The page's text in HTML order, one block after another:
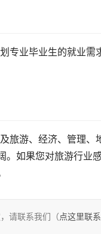
。如果您对旅游行业
请联系我们（点这里联系